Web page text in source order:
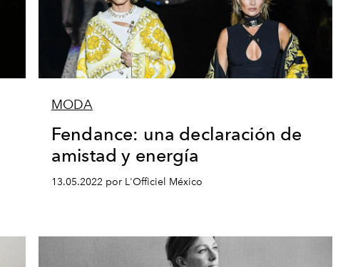
MODA
Fendance: una declaración de
amistad y energía
13.05.2022 por L'Officiel México